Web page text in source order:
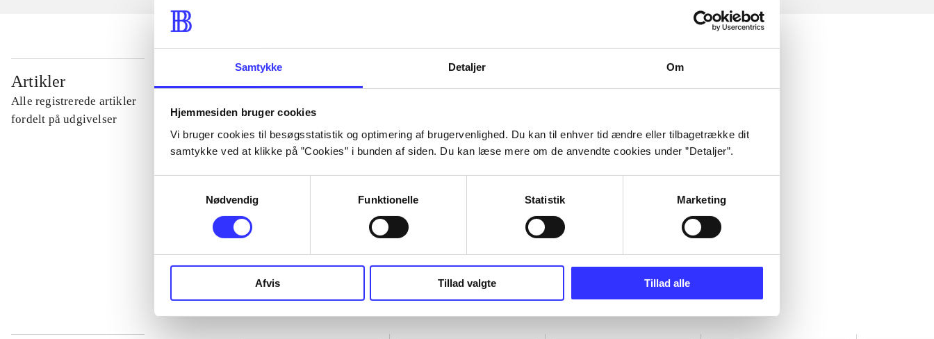
Samtykke Detaljer Om
Hjemmesiden bruger cookies
Vi bruger cookies til besøgsstatistik og optimering af brugervenlighed. Du kan til enhver tid ændre eller tilbagetrække dit
samtykke ved at klikke på ”Cookies” i bunden af siden. Du kan læse mere om de anvendte cookies under ”Detaljer”.
Nødvendig
Funktionelle Statistik Marketing
Afvis Tillad valgte Tillad alle
Artikler
Alle registrerede artikler
fordelt på udgivelser
...
...
...
...